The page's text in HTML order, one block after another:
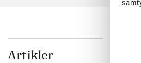
Artikler